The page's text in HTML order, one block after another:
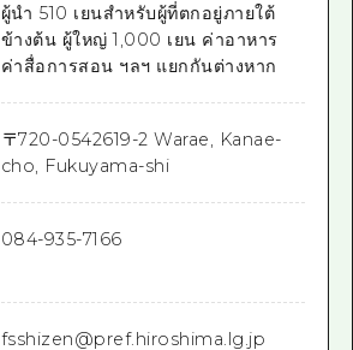
ผู้นำ 510 เยนสำหรับผู้ที่ตกอยู่ภายใต้
ข้างต้น ผู้ใหญ่ 1,000 เยน ค่าอาหาร
ค่าสื่อการสอน ฯลฯ แยกกันต่างหาก
〒720-0542619-2 Warae, Kanae-
cho, Fukuyama-shi
084-935-7166
fsshizen@pref.hiroshima.lg.jp